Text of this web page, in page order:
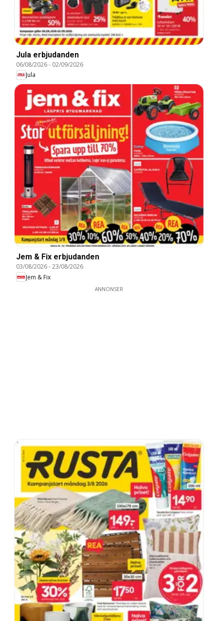
Jula erbjudanden
06/08/2026- 02/09/2026
Jula
Jem & Fix erbjudanden
03/08/2026-23/08/2026
Jem & Fix
ANNONSER